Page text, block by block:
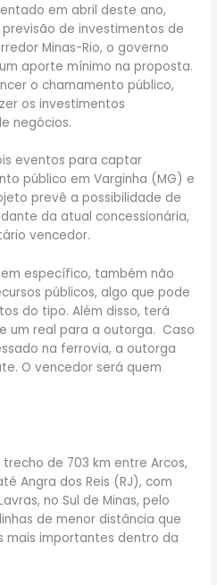
em abril deste ano,
de investimentos de
Minas-Rio, o governo
aporte mínimo na proposta.
o chamamento público,
os investimentos
negócios.
eventos para captar
público em Varginha (MG) e
prevê a possibilidade de
da atual concessionária,
vencedor.
específico, também não
públicos, algo que pode
do tipo. Além disso, terá
um real para a outorga. Caso
na ferrovia, a outorga
O vencedor será quem
de 703 km entre Arcos,
Angra dos Reis (RJ), com
no Sul de Minas, pelo
de menor distância que
mais importantes dentro da